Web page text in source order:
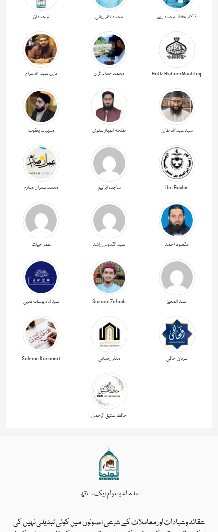
ڈاکٹر حافظ محمد زبیر محمد نثار ربانی ام حمدان
Hafiz Hisham Mushtaq محمد حماد اثری قاری عبد اللہ عزام
سید عبداللہ طارق طلحہ اعجاز علوی صہیب یعقوب
Ibn Bashir ساجدہ ابراہیم محمد عمران صارم
مقصود احمد عبد القدوس راشد عمر حیات
عبد المعیز Suraqa Zohaib عبد اللہ یوسف ذہبی
عرفان حافی مدثر رحمانی Salman Karamat
حافظ عتیق الرحمن
علماء وعوام ایک ساتھ
عقائد وعبادات اور معاملات کے شرعی اصولوں میں کوئی تبدیلی نہیں کی